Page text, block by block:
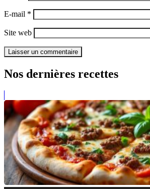
E-mail *
Site web
Nos dernières recettes